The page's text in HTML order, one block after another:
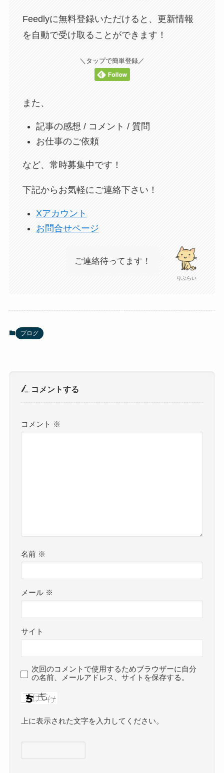
Feedlyに無料登録いただけると、更新情報
を自動で受け取ることができます！
＼タップで簡単登録／
また、
記事の感想 / コメント / 質問
お仕事のご依頼
など、常時募集中です！
下記からお気軽にご連絡下さい！
Xアカウント
お問合せページ
りぶらい
ご連絡待ってます！
ブログ
コメントする
コメント ※
名前 ※
メール ※
サイト
次回のコメントで使用するためブラウザーに自分
の名前、メールアドレス、サイトを保存する。
上に表示された文字を入力してください。